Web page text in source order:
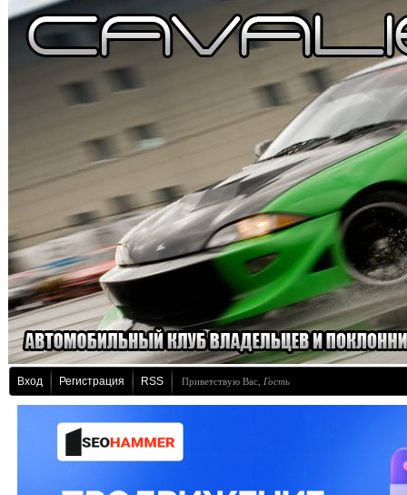
Вход Регистрация RSS Приветствую Вас Гость